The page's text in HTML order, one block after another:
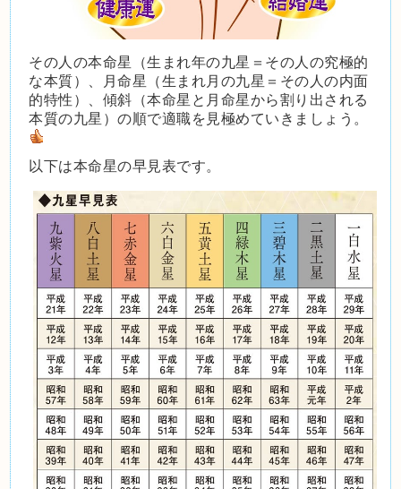
その人の本命星（生まれ年の九星＝その人の究極的
な本質）、月命星（生まれ月の九星＝その人の内面
的特性）、傾斜（本命星と月命星から割り出される
本質の九星）の順で適職を見極めていきましょう。
以下は本命星の早見表です。